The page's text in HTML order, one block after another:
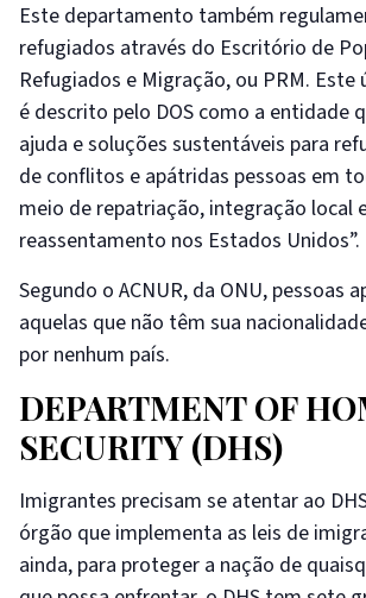
Este departamento também
refugiados através do Escritório de
Refugiados e Migração, ou PRM. Este
é descrito pelo DOS como a entidade
ajuda e soluções sustentáveis para
de conflitos e apátridas pessoas em
meio de repatriação, integração local
reassentamento nos Estados Unidos”.
Segundo o ACNUR, da ONU, pessoas
aquelas que não têm sua
por nenhum país.
DEPARTMENT OF
SECURITY (DHS)
Imigrantes precisam se atentar ao
órgão que implementa as leis de
ainda, para proteger a nação de